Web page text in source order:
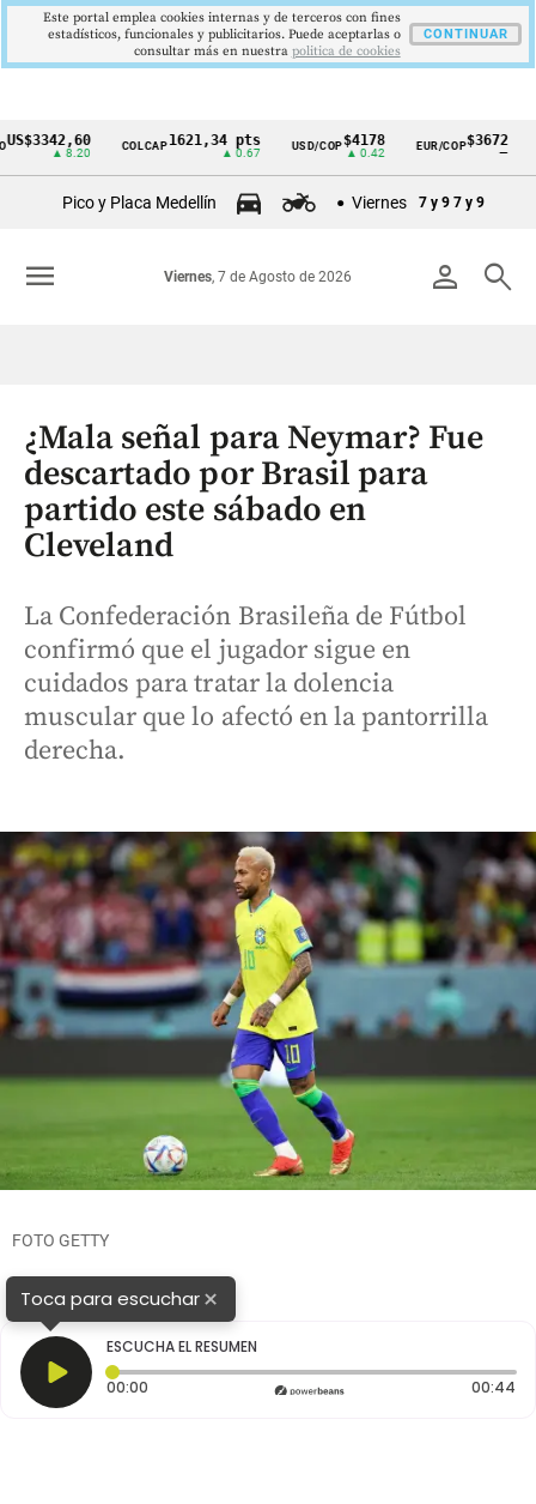
Cintillo
Colombia
▲ 8.20
COLCAP1621,34 pts
▲ 0.67
USD/COP$4178
▲ 0.42
EUR/COP$3672
Pico y Placa Medellín Viernes 7 y 9 7 y 9
person search
Viernes, 7 de Agosto de 2026
menu
¿Mala señal para Neymar? Fue
descartado por Brasil para
partido este sábado en
Cleveland
La Confederación Brasileña de Fútbol
confirmó que el jugador sigue en
cuidados para tratar la dolencia
muscular que lo afectó en la pantorrilla
derecha.
FOTO GETTY
Toca para escuchar×
ESCUCHA EL RESUMEN
00:00 Tiempo transcurrido: 0 segundos 00:44
Este portal emplea cookies internas y de terceros con fines
estadísticos, funcionales y publicitarios. Puede aceptarlas o
consultar más en nuestra politica de cookies
CONTINUAR